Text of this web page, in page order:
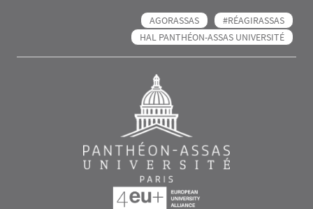
AGORASSAS
#RÉAGIRASSAS
HAL PANTHÉON-ASSAS UNIVERSITÉ